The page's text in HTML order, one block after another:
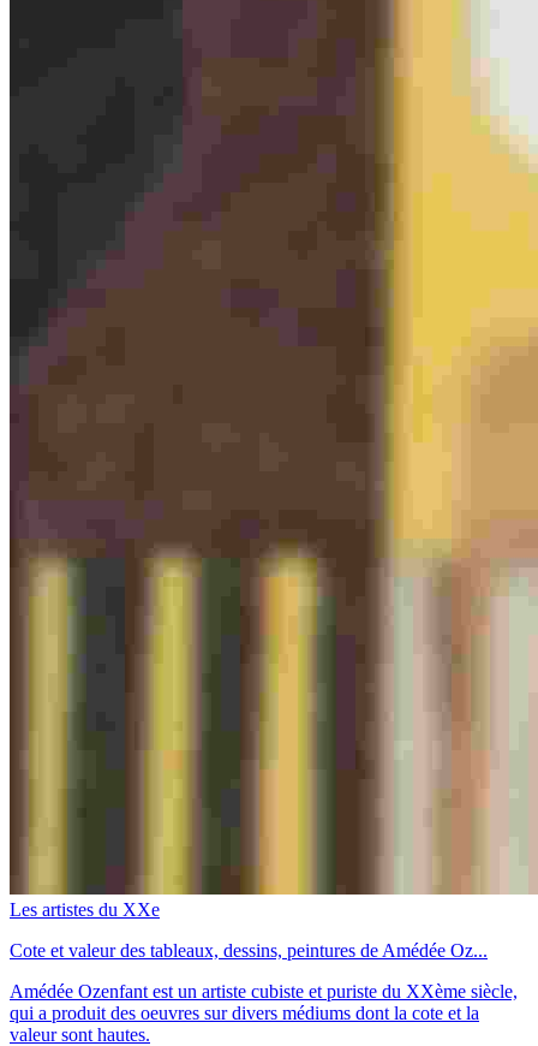
Les artistes du XXe
Cote et valeur des tableaux, dessins, peintures de Amédée Oz...
Amédée Ozenfant est un artiste cubiste et puriste du XXème siècle,
qui a produit des oeuvres sur divers médiums dont la cote et la
valeur sont hautes.